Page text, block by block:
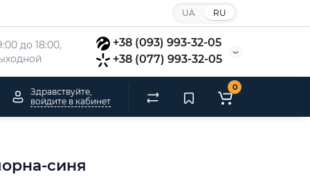
UA RU
до 18:00,
+38 (093) 993-32-05
+38 (077) 993-32-05
Здравствуйте,
войдите в кабинет
0
синя